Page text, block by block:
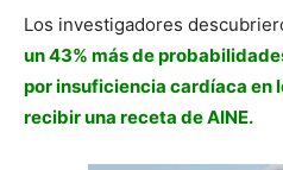
Los investigadores
un 43% más de
por insuficiencia cardíaca en
recibir una receta de AINE.